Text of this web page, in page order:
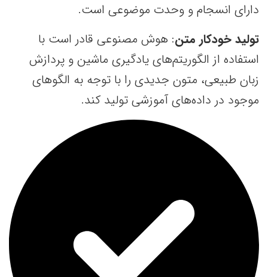
دارای انسجام و وحدت موضوعی است.
تولید خودکار متن: هوش مصنوعی قادر است با
استفاده از الگوریتم‌های یادگیری ماشین و پردازش
زبان طبیعی، متون جدیدی را با توجه به الگوهای
موجود در داده‌های آموزشی تولید کند.